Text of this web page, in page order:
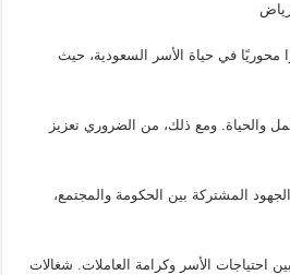
محوريًا في حياة الأسر السعودية، حيث
والحياة. ومع ذلك، من الضروري تعزيز
المشتركة بين الحكومة والمجتمع،
احتياجات الأسر وكرامة العاملات. شغالات